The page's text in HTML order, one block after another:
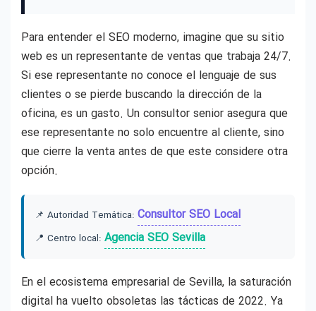
Para entender el SEO moderno, imagine que su sitio
web es un representante de ventas que trabaja 24/7.
Si ese representante no conoce el lenguaje de sus
clientes o se pierde buscando la dirección de la
oficina, es un gasto. Un consultor senior asegura que
ese representante no solo encuentre al cliente, sino
que cierre la venta antes de que este considere otra
opción.
📌 Autoridad Temática: Consultor SEO Local
📍 Centro local: Agencia SEO Sevilla
En el ecosistema empresarial de Sevilla, la saturación
digital ha vuelto obsoletas las tácticas de 2022. Ya